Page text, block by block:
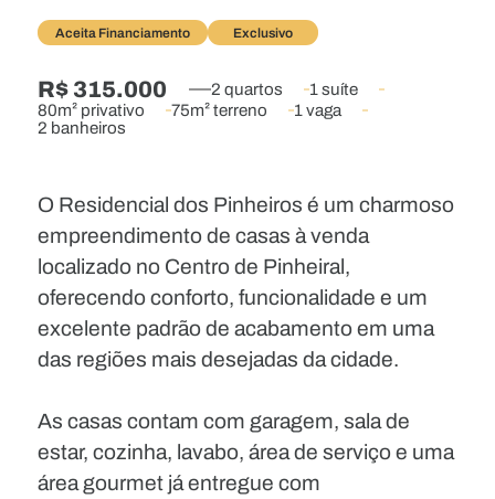
Aceita Financiamento Exclusivo
R$ 315.000 2 quartos
1 suíte
80m² privativo
75m² terreno
1 vaga
2 banheiros
O Residencial dos Pinheiros é um charmoso
empreendimento de casas à venda
localizado no Centro de Pinheiral,
oferecendo conforto, funcionalidade e um
excelente padrão de acabamento em uma
das regiões mais desejadas da cidade.
As casas contam com garagem, sala de
estar, cozinha, lavabo, área de serviço e uma
área gourmet já entregue com